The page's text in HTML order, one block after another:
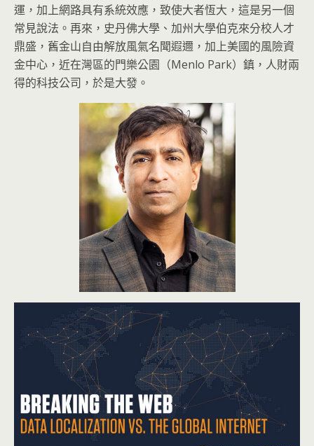
運，加上網路具有系統效應，致使大者恆大，這是另一個
常見說法。再來，史丹佛大學、加州大學伯克來分校人才
鼎盛，舊金山自由解放風氣名聞遐邇，加上美國的風險資
金中心，近在灣區的門樂公園（Menlo Park）鎮，人財兩
得的科技公司，於是大發。